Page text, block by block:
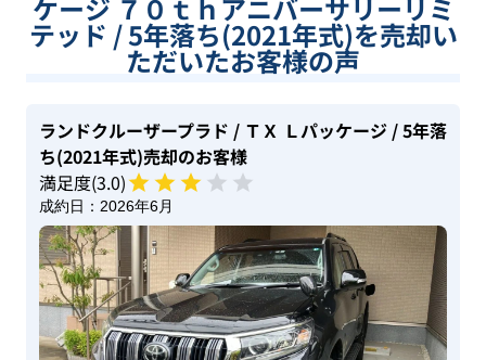
ケージ ７０ｔｈアニバーサリーリミ
テッド / 5年落ち(2021年式)を売却い
ただいたお客様の声
ランドクルーザープラド / ＴＸ Ｌパッケージ / 5年落
ち(2021年式)売却のお客様
満足度(3.0)
成約日： 2026年6月